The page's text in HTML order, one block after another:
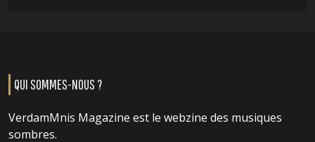
QUI SOMMES-NOUS ?
VerdamMnis Magazine est le webzine des musiques
sombres.